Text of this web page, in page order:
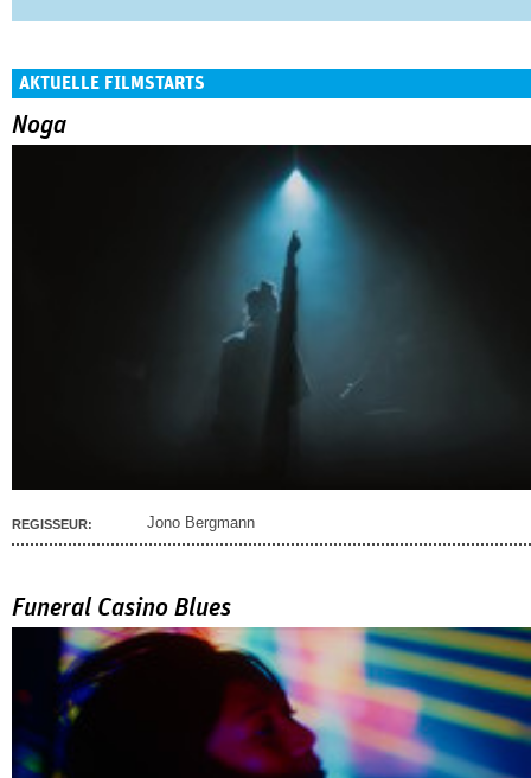
AKTUELLE FILMSTARTS
Noga
REGISSEUR: Jono Bergmann
Funeral Casino Blues